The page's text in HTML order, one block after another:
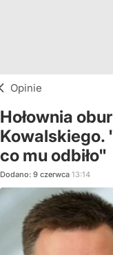
Opinie
Hołownia
Kowalskiego.
co mu odbiło"
Dodano: 9 czerwca 13:14